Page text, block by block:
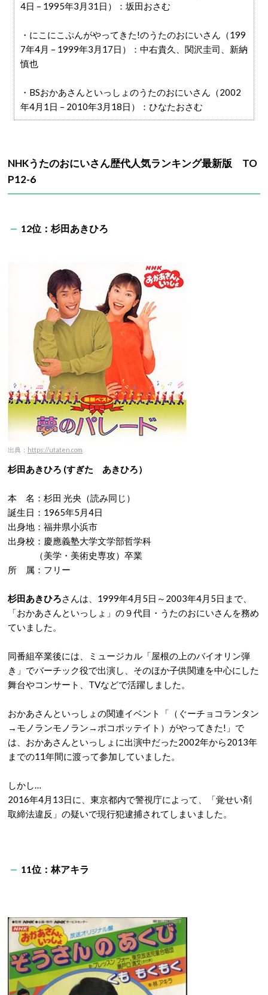
4日 – 1995年3月31日）：坂田おさむ
・にこにこぷんがやってきた!のうたのおにいさん（199
7年4月 – 1999年3月17日）：中右貴久、関沢圭司、新納
慎也
・BSおかあさんといっしょのうたのおにいさん（2002
年4月1日 – 2010年3月18日）：ひなたおさむ
NHKうたのおにいさん歴代人気ランキング最新版 TO
P12-6
12位：杉田あきひろ
出典： https://utaten.com
杉田あきひろ (すぎた あきひろ）
本 名：杉田 光央（読み同じ）
誕生日：1965年5月4日
出身地：福井県小浜市
出身校：慶應義塾大学文学部哲学科
（美学・美術史専攻）卒業
所 属：フリー
杉田あきひろさんは、1999年4月5日～2003年4月5日まで、
「おかあさんといっしょ」の９代目・うたのおにいさんを務め
ていました。
同番組卒業後には、ミュージカル「屋根の上のバイオリン弾
き」でバーチック役で出演し、そのほか子供関連を中心にした
舞台やコンサート、TVなどで活躍しました。
おかあさんといっしょの関連イベント「（ぐーチョコランタン
→モノランモノラン→ポコポッテイト）がやってきた!」で
は、おかあさんといっしょに出演中だった2002年から2013年
までの11年間に渡って参加していました。
しかし…
2016年4月13日に、東京都内で警視庁によって、「覚せい剤
取締法違反」の疑いで現行犯逮捕されてしまいました。
11位：林アキラ